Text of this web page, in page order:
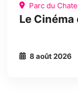
Parc du
Le
8 août 2026